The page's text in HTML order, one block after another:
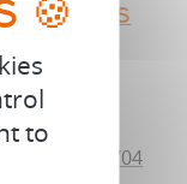
DES
sur la
avant le 30/04
to